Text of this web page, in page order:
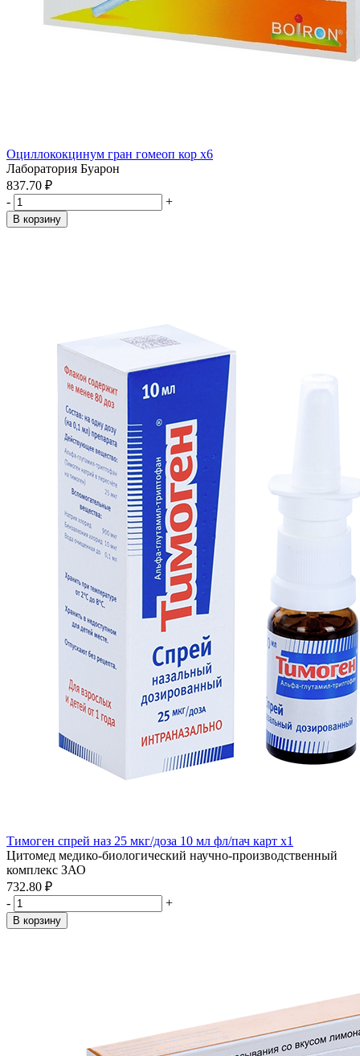
Оциллококцинум гран гомеоп кор x6
Лаборатория Буарон
837.70 ₽
-
+
В корзину
Тимоген спрей наз 25 мкг/доза 10 мл фл/пач карт x1
Цитомед медико-биологический научно-производственный
комплекс ЗАО
732.80 ₽
-
+
В корзину